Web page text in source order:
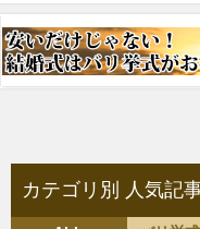
カテゴリ別 人気記